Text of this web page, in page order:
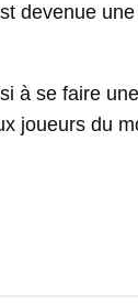
devenue
à se faire
joueurs du